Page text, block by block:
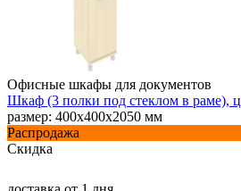
Офисные шкафы для документов
Шкаф (3 полки под стеклом в раме),
размер: 400х400х2050 мм
Распродажа
Скидка